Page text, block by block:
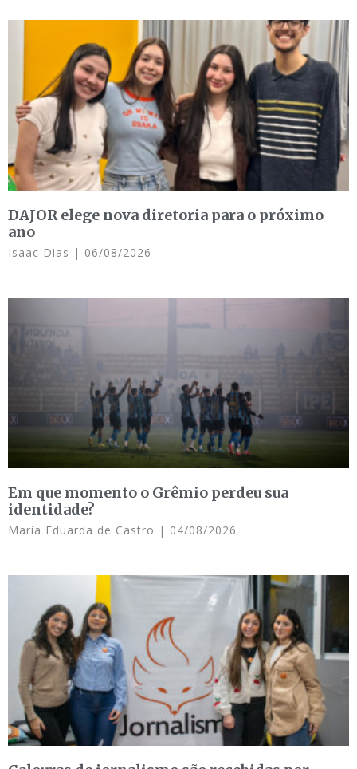
DAJOR elege nova diretoria para o próximo
ano
Isaac Dias 06/08/2026
Em que momento o Grêmio perdeu sua
identidade?
Maria Eduarda de Castro 04/08/2026